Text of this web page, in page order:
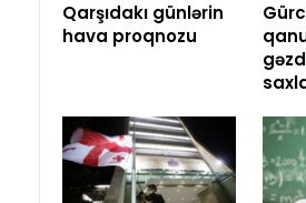
Qarşıdakı günlərin
hava proqnozu